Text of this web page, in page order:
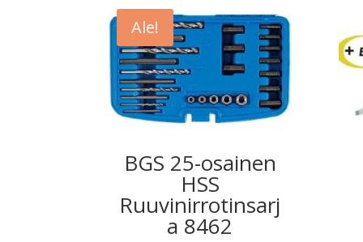
Ale!
BGS 25-osainen
HSS
Ruuvinirrotinsarj
a 8462